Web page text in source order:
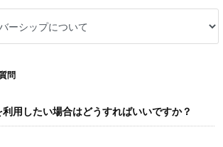
問
用したい場合はどうすればいいですか？